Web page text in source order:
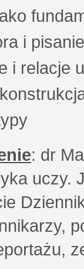
i
i relacje
: dr
uczy.